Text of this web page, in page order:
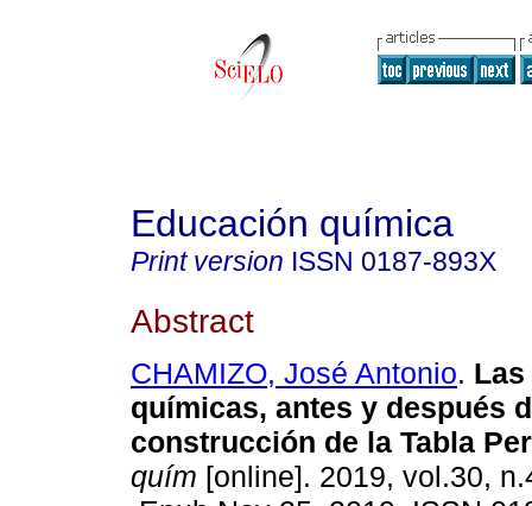
Educación química
Print version ISSN 0187-893X
Abstract
CHAMIZO, José Antonio.
químicas, antes y después
construcción de la Tabla
quím [online]. 2019, vol.30,